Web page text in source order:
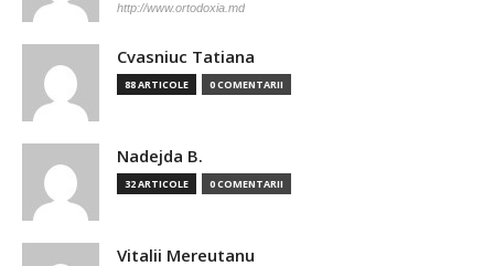
http://www.ortodoxia.md
Cvasniuc Tatiana
88 ARTICOLE 0 COMENTARII
Nadejda B.
32 ARTICOLE 0 COMENTARII
Vitalii Mereutanu